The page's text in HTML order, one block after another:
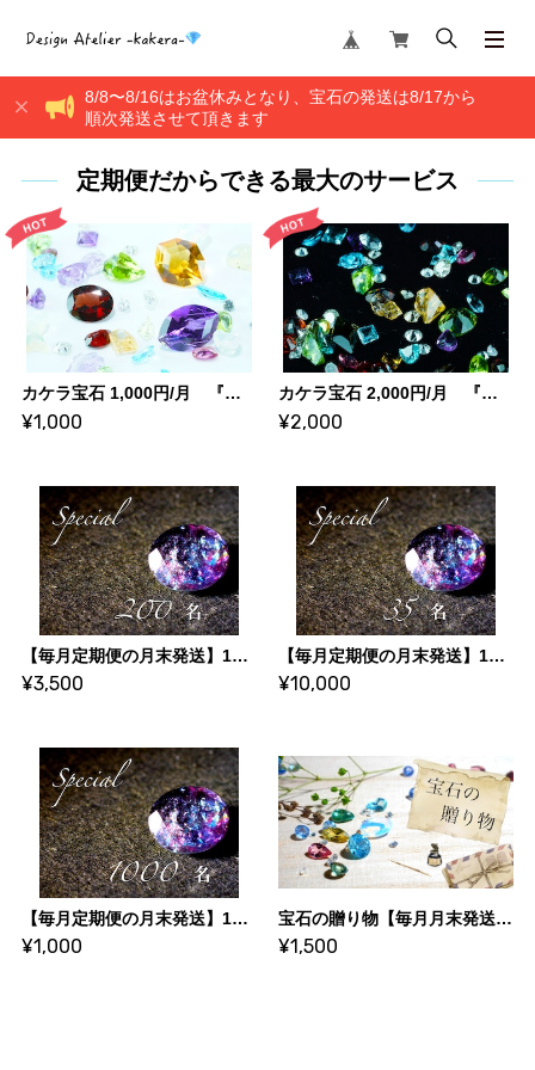
8/8〜8/16はお盆休みとなり、宝石の発送は8/17から
順次発送させて頂きます
定期便だからできる最大のサービス
カケラ宝石 1,000円/月 『カケラ宝石サロン』
¥1,000
カケラ宝石 2,000円/月 『カケラ宝石サロン』
¥2,000
【毎月定期便の月末発送】1石の本気石 【No.kakera-1】
¥3,500
【毎月定期便の月末発送】1石の本気石 【No.kakera-2】
¥10,000
【毎月定期便の月末発送】1石の本気石 【No.kakera-100】
¥1,000
宝石の贈り物【毎月月末発送】【No,kakera-101】
¥1,500